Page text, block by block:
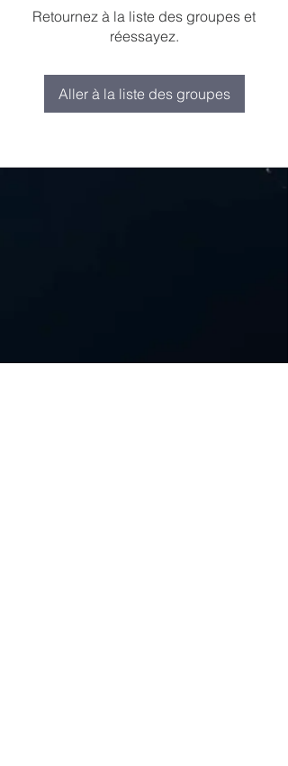
Retournez à la liste des groupes et
réessayez.
Aller à la liste des groupes